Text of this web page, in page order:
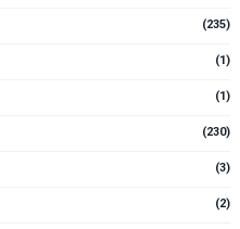
(235)
(1)
(1)
(230)
(3)
(2)